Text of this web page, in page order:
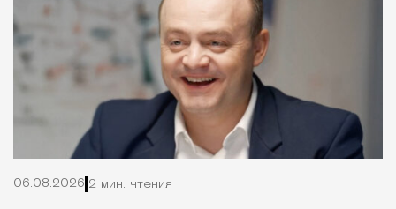
06.08.2026 2 мин. чтения